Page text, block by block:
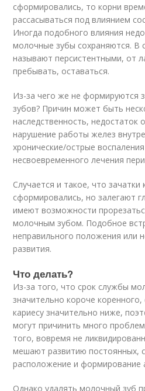
сформировались, то корни
рассасываться под влиянием
Иногда подобного влияния
молочные зубы сохраняются. В
называют персистентными, от
пребывать, оставаться.
Из-за чего же не формируются
зубов? Причин может быть
наследственность, недостаток
нарушение работы желез
хронические/острые
несвоевременного лечения
Случается и такое, что зачатки
сформировались, но залегают
имеют возможности
молочным зубом. Подобное
неправильного положения или
развития.
Что делать?
Из-за того, что срок службы
значительно короче
кариесу значительно ниже,
могут причинить много
того, вовремя не
мешают развитию постоянных,
расположение и формирование
Однако удалять молочный зуб